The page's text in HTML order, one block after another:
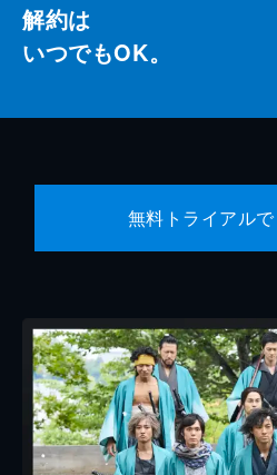
解約は
いつでもOK。
無料トライアル